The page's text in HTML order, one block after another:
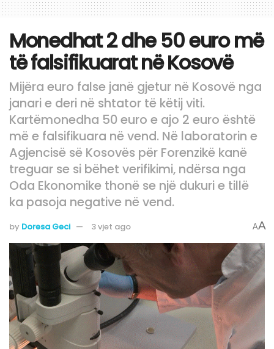
Monedhat 2 dhe 50 euro më
të falsifikuarat në Kosovë
Mijëra euro false janë gjetur në Kosovë nga
janari e deri në shtator të këtij viti.
Kartëmonedha 50 euro e ajo 2 euro është
më e falsifikuara në vend. Në laboratorin e
Agjencisë së Kosovës për Forenzikë kanë
treguar se si bëhet verifikimi, ndërsa nga
Oda Ekonomike thonë se një dukuri e tillë
ka pasoja negative në vend.
by Doresa Geci 3 vjet ago AA